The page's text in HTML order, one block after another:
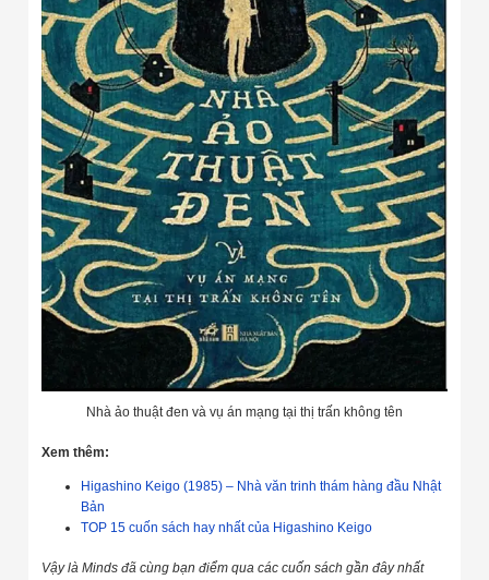
Nhà ảo thuật đen và vụ án mạng tại thị trấn không tên
Xem thêm:
Higashino Keigo (1985) – Nhà văn trinh thám hàng đầu Nhật
Bản
TOP 15 cuốn sách hay nhất của Higashino Keigo
Vậy là Minds đã cùng bạn điểm qua các cuốn sách gần đây nhất